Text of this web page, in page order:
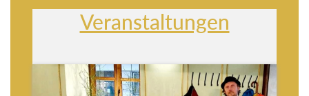
Veranstaltungen